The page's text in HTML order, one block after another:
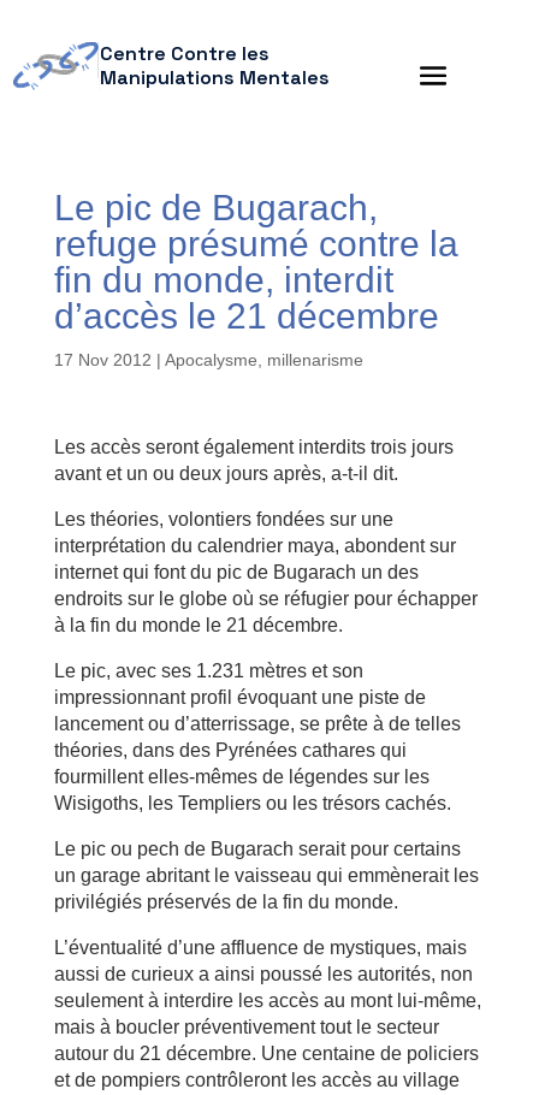
Centre Contre les
Manipulations Mentales
Le pic de Bugarach,
refuge présumé contre la
fin du monde, interdit
d’accès le 21 décembre
17 Nov 2012 | Apocalysme, millenarisme
Les accès seront également interdits trois jours
avant et un ou deux jours après, a-t-il dit.
Les théories, volontiers fondées sur une
interprétation du calendrier maya, abondent sur
internet qui font du pic de Bugarach un des
endroits sur le globe où se réfugier pour échapper
à la fin du monde le 21 décembre.
Le pic, avec ses 1.231 mètres et son
impressionnant profil évoquant une piste de
lancement ou d’atterrissage, se prête à de telles
théories, dans des Pyrénées cathares qui
fourmillent elles-mêmes de légendes sur les
Wisigoths, les Templiers ou les trésors cachés.
Le pic ou pech de Bugarach serait pour certains
un garage abritant le vaisseau qui emmènerait les
privilégiés préservés de la fin du monde.
L’éventualité d’une affluence de mystiques, mais
aussi de curieux a ainsi poussé les autorités, non
seulement à interdire les accès au mont lui-même,
mais à boucler préventivement tout le secteur
autour du 21 décembre. Une centaine de policiers
et de pompiers contrôleront les accès au village